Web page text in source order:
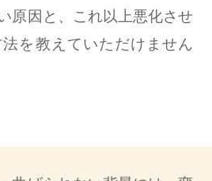
原因と、これ以上悪化させ
を教えていただけません